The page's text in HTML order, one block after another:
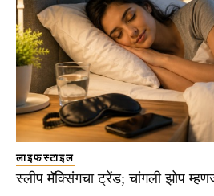
लाइफस्टाइल
स्लीप मॅक्सिंगचा ट्रेंड; चांगली झोप